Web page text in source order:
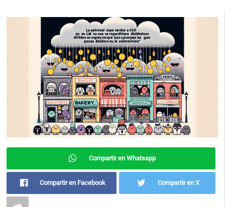
Compartir en Whatsapp
Compartir en Facebook Compartir en X